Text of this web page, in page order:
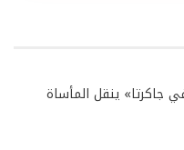
جاكرتا» ينقل المأساة